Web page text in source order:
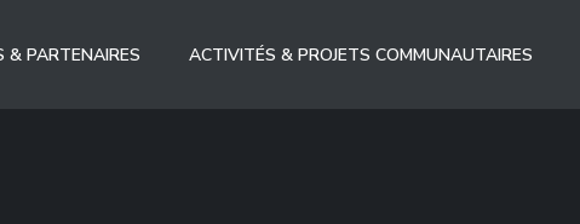
& PARTENAIRES ACTIVITÉS & PROJETS COMMUNAUTAIRES